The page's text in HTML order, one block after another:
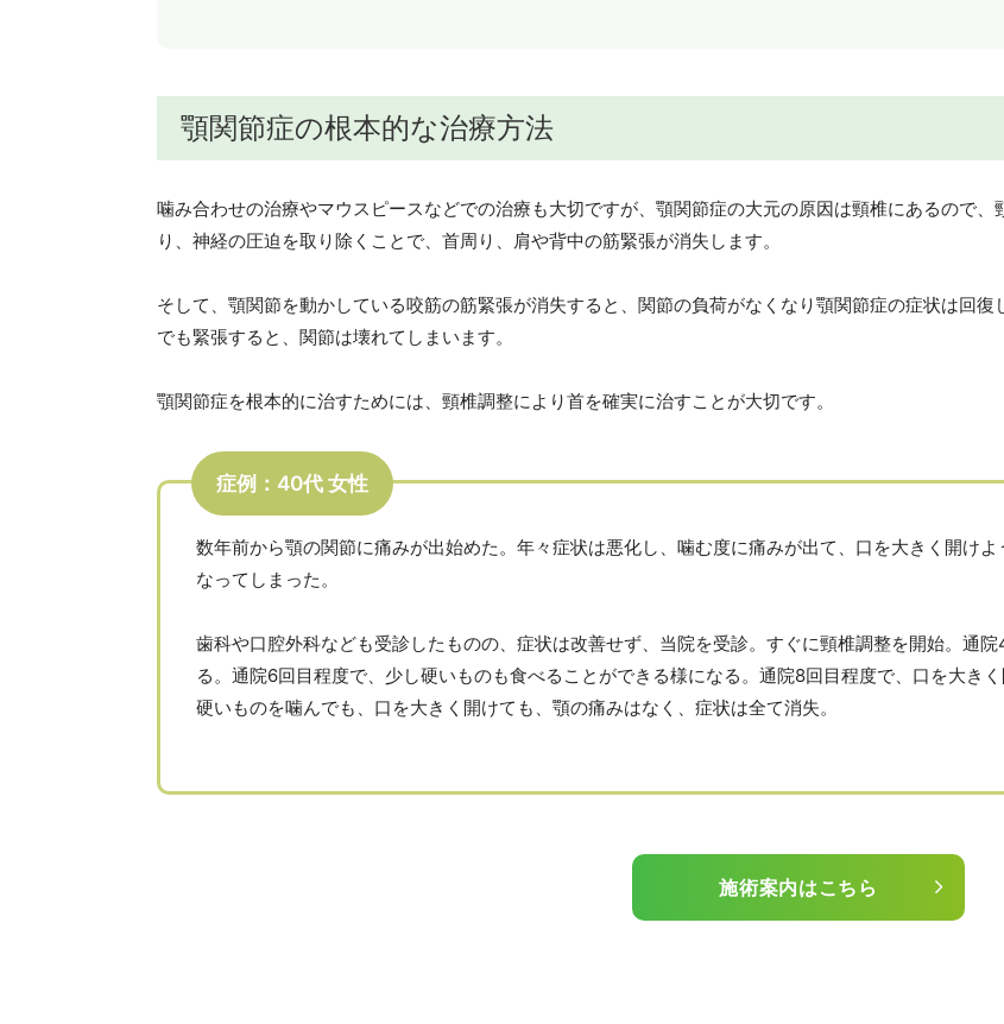
顎関節症の根本的な治療方法
噛み合わせの治療やマウスピースなどでの治療も大切ですが、顎関節症の大元の原因は頸椎にあるので
り、神経の圧迫を取り除くことで、首周り、肩や背中の筋緊張が消失します。
そして、顎関節を動かしている咬筋の筋緊張が消失すると、関節の負荷がなくなり顎関節症の症状は回
でも緊張すると、関節は壊れてしまいます。
顎関節症を根本的に治すためには、頸椎調整により首を確実に治すことが大切です。
症例：40代 女性
数年前から顎の関節に痛みが出始めた。年々症状は悪化し、噛む度に痛みが出て、口を大きく開け
なってしまった。
歯科や口腔外科なども受診したものの、症状は改善せず、当院を受診。すぐに頸椎調整を開始。通
る。通院6回目程度で、少し硬いものも食べることができる様になる。通院8回目程度で、口を大き
硬いものを噛んでも、口を大きく開けても、顎の痛みはなく、症状は全て消失。
施術案内はこちら